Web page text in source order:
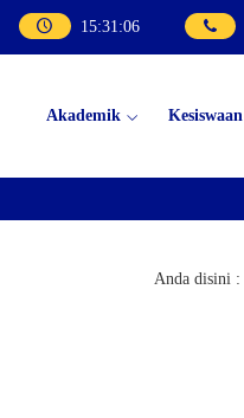
15:31:06
Akademik Kesiswaan
Anda disini :